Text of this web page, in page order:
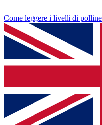
Come leggere i livelli di polline